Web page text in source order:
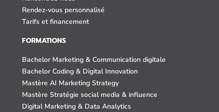
Rendez-vous personnalisé
Tarifs et financement
FORMATIONS
Bachelor Marketing & Communication digitale
Bachelor Coding & Digital Innovation
Mastère AI Marketing Strategy
Mastère Stratégie social media & influence
Digital Marketing & Data Analytics